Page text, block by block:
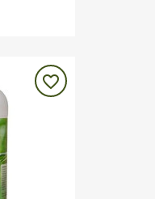
favorite_border